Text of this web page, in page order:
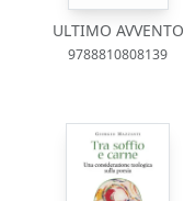
ULTIMO AVVENTO
9788810808139